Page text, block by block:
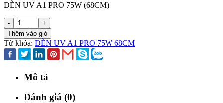
ĐÈN UV A1 PRO 75W (68CM)
-
+
Thêm vào giỏ
Từ khóa: ĐÈN UV A1 PRO 75W 68CM
Mô tả
Đánh giá (0)